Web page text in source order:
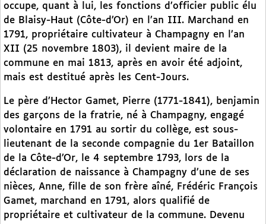
occupe, quant à lui, les fonctions d’officier public élu
de Blaisy-Haut (Côte-d’Or) en l’an III. Marchand en
1791, propriétaire cultivateur à Champagny en l’an
XII (25 novembre 1803), il devient maire de la
commune en mai 1813, après en avoir été adjoint,
mais est destitué après les Cent-Jours.
Le père d’Hector Gamet, Pierre (1771-1841), benjamin
des garçons de la fratrie, né à Champagny, engagé
volontaire en 1791 au sortir du collège, est sous-
lieutenant de la seconde compagnie du 1er Bataillon
de la Côte-d’Or, le 4 septembre 1793, lors de la
déclaration de naissance à Champagny d’une de ses
nièces, Anne, fille de son frère aîné, Frédéric François
Gamet, marchand en 1791, alors qualifié de
propriétaire et cultivateur de la commune. Devenu